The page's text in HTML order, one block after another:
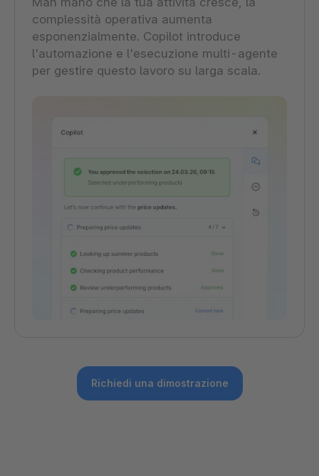
complessità operativa aumenta
esponenzialmente. Copilot introduce
l'automazione e l'esecuzione multi-agente
per gestire questo lavoro su larga scala.
Richiedi una dimostrazione